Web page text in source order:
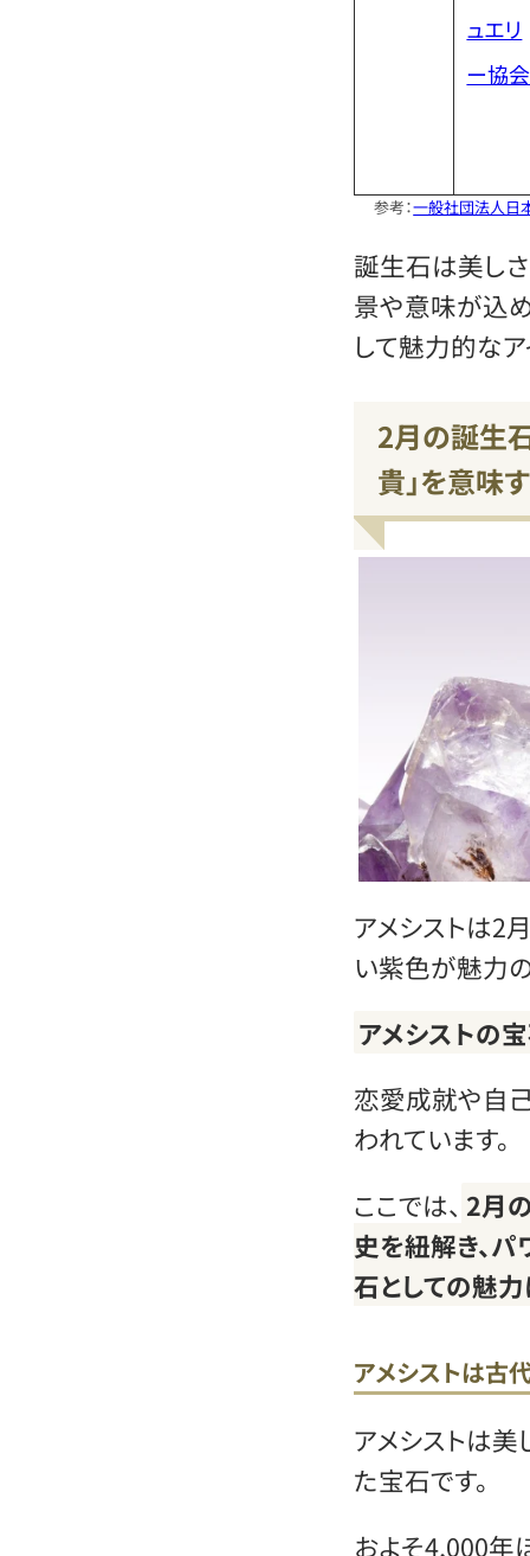
ュエリ
ー協会
参考：一般社団法人日
誕生石は美し
景や意味が込
して魅力的なア
2月の誕生石
貴」を意味
アメシストは2
い紫色が魅力
アメシストの宝
恋愛成就や自
われています。
ここでは、 2月
史を紐解き、
石としての魅
アメシストは古
アメシストは
た宝石です。
およそ4,000年